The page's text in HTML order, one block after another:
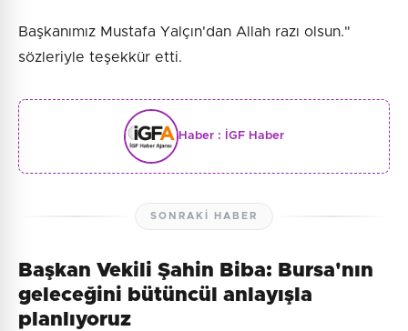
Başkanımız Mustafa Yalçın'dan Allah razı olsun."
sözleriyle teşekkür etti.
Haber : İGF Haber
SONRAKI HABER
Başkan Vekili Şahin Biba: Bursa'nın
geleceğini bütüncül anlayışla
planlıyoruz